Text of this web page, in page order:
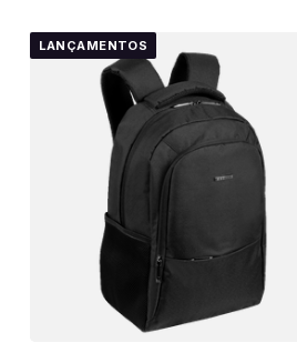
LANÇAMENTOS